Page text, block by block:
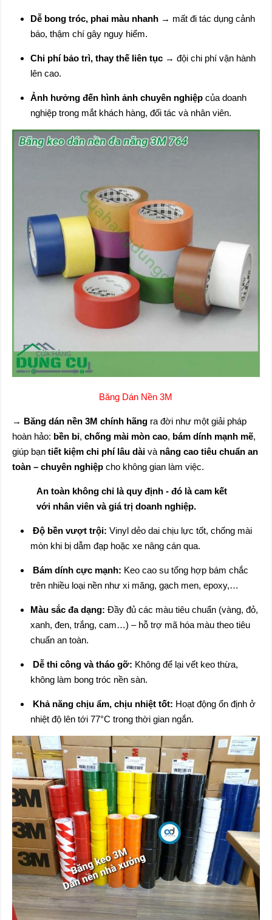
Dễ bong tróc, phai màu nhanh → mất đi tác dụng cảnh
báo, thậm chí gây nguy hiểm.
Chi phí bảo trì, thay thế liên tục → đội chi phí vận hành
lên cao.
Ảnh hưởng đến hình ảnh chuyên nghiệp của doanh
nghiệp trong mắt khách hàng, đối tác và nhân viên.
Băng Dán Nền 3M
→ Băng dán nền 3M chính hãng ra đời như một giải pháp
hoàn hảo: bền bỉ,chống mài mòn cao, bám dính mạnh mẽ,
giúp bạntiết kiệm chi phí lâu dài và nâng cao tiêu chuẩn an
toàn – chuyên nghiệp cho không gian làm việc.
An toàn không chỉ là quy định - đó là cam kết
với nhân viên và giá trị doanh nghiệp.
Độ bền vượt trội: Vinyl dẻo dai chịu lực tốt, chống mài
mòn khi bị dẫm đạp hoặc xe nâng cán qua.
Bám dính cực mạnh: Keo cao su tổng hợp bám chắc
trên nhiều loại nền như xi măng, gạch men, epoxy,…
Màu sắc đa dạng: Đầy đủ các màu tiêu chuẩn (vàng, đỏ,
xanh, đen, trắng, cam…) – hỗ trợ mã hóa màu theo tiêu
chuẩn an toàn.
Dễ thi công và tháo gỡ: Không để lại vết keo thừa,
không làm bong tróc nền sàn.
Khả năng chịu ẩm, chịu nhiệt tốt: Hoạt động ổn định ở
nhiệt độ lên tới 77°C trong thời gian ngắn.